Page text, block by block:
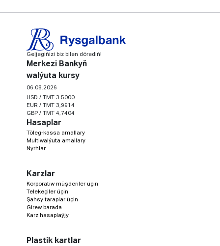
Geljegiňizi biz bilen dörediň!
Merkezi Bankyň
walýuta kursy
06.08.2026
USD / TMT 3.5000
EUR / TMT 3,9914
GBP / TMT 4,7404
Hasaplar
Töleg-kassa amallary
Multiwalýuta amallary
Nyrhlar
Karzlar
Korporatiw müşderiler üçin
Telekeçiler üçin
Şahsy taraplar üçin
Girew barada
Karz hasaplaýjy
Plastik kartlar